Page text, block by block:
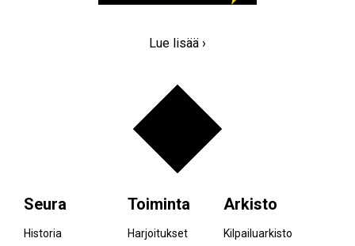
Lue lisää ›
Seura
Historia
Toiminta
Harjoitukset
Arkisto
Kilpailuarkisto